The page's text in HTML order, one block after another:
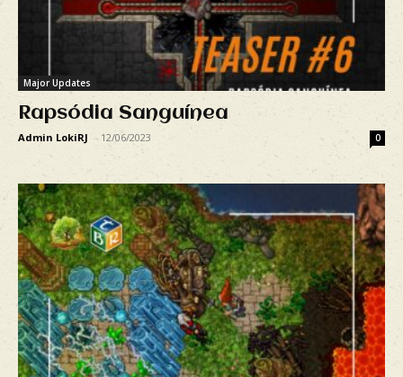
Major Updates
Rapsódia Sanguínea
Admin LokiRJ - 12/06/2023 0